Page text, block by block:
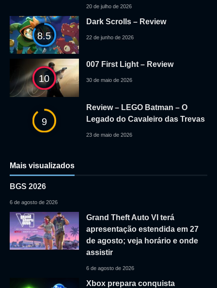
20 de julho de 2026
8.5
Dark Scrolls – Review
22 de junho de 2026
10
007 First Light – Review
30 de maio de 2026
9
Review – LEGO Batman – O
Legado do Cavaleiro das Trevas
23 de maio de 2026
Mais visualizados
BGS 2026
6 de agosto de 2026
Grand Theft Auto VI terá
apresentação estendida em 27
de agosto; veja horário e onde
assistir
6 de agosto de 2026
Xbox prepara conquista